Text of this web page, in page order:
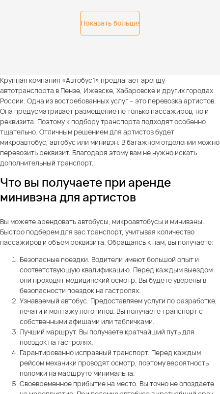
Показать больше
Крупная компания «Автобус1» предлагает аренду
автотранспорта в Пензе, Ижевске, Хабаровске и других городах
России. Одна из востребованных услуг – это перевозка артистов.
Она предусматривает размещение не только пассажиров, но и
реквизита. Поэтому к подбору транспорта подходят особенно
тщательно. Отличным решением для артистов будет
микроавтобус, автобус или минивэн. В багажном отделении можно
перевозить реквизит. Благодаря этому вам не нужно искать
дополнительный транспорт.
Что вы получаете при аренде
минивэна для артистов
Вы можете арендовать автобусы, микроавтобусы и минивэны.
Быстро подберем для вас транспорт, учитывая количество
пассажиров и объем реквизита. Обращаясь к нам, вы получаете:
Безопасные поездки. Водители имеют большой опыт и
соответствующую квалификацию. Перед каждым выездом
они проходят медицинский осмотр. Вы будете уверены в
безопасности поездок на гастролях.
Узнаваемый автобус. Предоставляем услуги по разработке,
печати и монтажу логотипов. Вы получаете транспорт с
собственными афишами или табличками.
Лучший маршрут. Вы получаете кратчайший путь для
поездок на гастролях.
Гарантированно исправный транспорт. Перед каждым
рейсом механики проводят осмотр, поэтому вероятность
поломки на маршруте минимальна.
Своевременное прибытие на место. Вы точно не опоздаете